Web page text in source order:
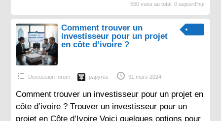
550 vues au total, 0 aujourd'hui
Comment trouver un
investisseur pour un projet
en côte d’ivoire ?
Discussion forum papyrus 31 mars 2024
Comment trouver un investisseur pour un projet en
côte d’ivoire ? Trouver un investisseur pour un
projet en Côte d’Ivoire Voici quelques options pour